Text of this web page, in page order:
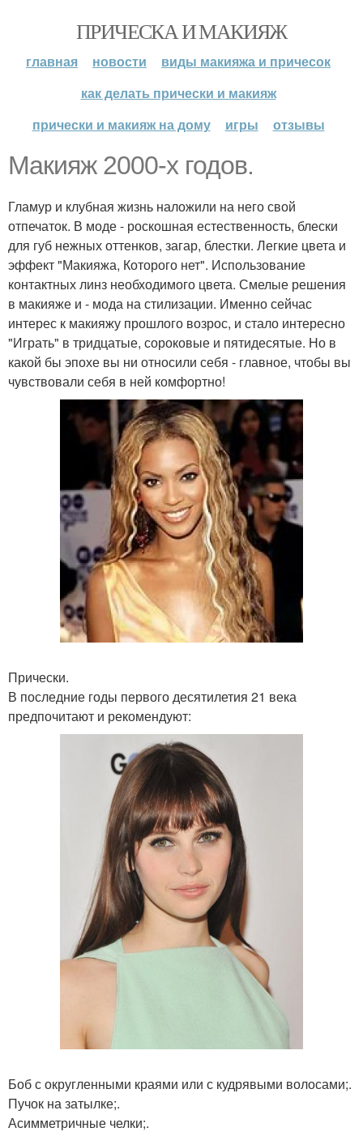
ПРИЧЕСКА И МАКИЯЖ
главная новости
виды макияжа и причесок
как делать прически и макияж
прически и макияж на дому
игры отзывы
Макияж 2000-х годов.
Гламур и клубная жизнь наложили на него свой
отпечаток. В моде - роскошная естественность, блески
для губ нежных оттенков, загар, блестки. Легкие цвета и
эффект "Макияжа, Которого нет". Использование
контактных линз необходимого цвета. Смелые решения
в макияже и - мода на стилизации. Именно сейчас
интерес к макияжу прошлого возрос, и стало интересно
"Играть" в тридцатые, сороковые и пятидесятые. Но в
какой бы эпохе вы ни относили себя - главное, чтобы вы
чувствовали себя в ней комфортно!
Прически.
В последние годы первого десятилетия 21 века
предпочитают и рекомендуют:
Боб с округленными краями или с кудрявыми волосами;.
Пучок на затылке;.
Асимметричные челки;.